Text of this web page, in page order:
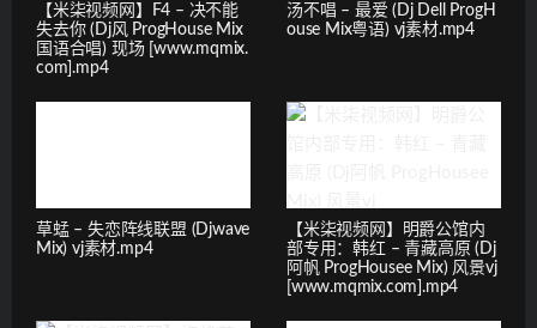
【米柒视频网】F4 – 决不能
失去你 (Dj风 ProgHouse Mix
国语合唱) 现场 [www.mqmix.
com].mp4
汤不唱 – 最爱 (Dj Dell ProgH
ouse Mix粤语) vj素材.mp4
草蜢 – 失恋阵线联盟 (Djwave
Mix) vj素材.mp4
【米柒视频网】明爵公馆内
部专用：韩红 – 青藏高原 (Dj
阿帆 ProgHousee Mix) 风景vj
[www.mqmix.com].mp4